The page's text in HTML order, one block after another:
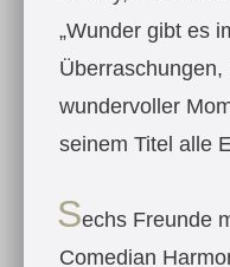
„Wunder gibt es
wundervoller
seinem Titel alle
Sechs Freunde
Comedian